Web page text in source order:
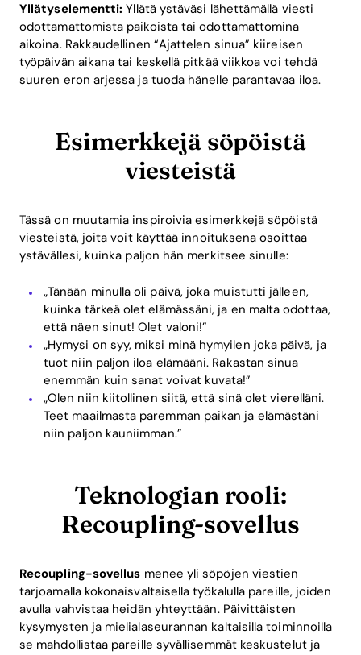
Yllätyselementti: Yllätä ystäväsi lähettämällä viesti
odottamattomista paikoista tai odottamattomina
aikoina. Rakkaudellinen “Ajattelen sinua” kiireisen
työpäivän aikana tai keskellä pitkää viikkoa voi tehdä
suuren eron arjessa ja tuoda hänelle parantavaa iloa.
Esimerkkejä söpöistä
viesteistä
Tässä on muutamia inspiroivia esimerkkejä söpöistä
viesteistä, joita voit käyttää innoituksena osoittaa
ystävällesi, kuinka paljon hän merkitsee sinulle:
„Tänään minulla oli päivä, joka muistutti jälleen,
kuinka tärkeä olet elämässäni, ja en malta odottaa,
että näen sinut! Olet valoni!”
„Hymysi on syy, miksi minä hymyilen joka päivä, ja
tuot niin paljon iloa elämääni. Rakastan sinua
enemmän kuin sanat voivat kuvata!”
„Olen niin kiitollinen siitä, että sinä olet vierelläni.
Teet maailmasta paremman paikan ja elämästäni
niin paljon kauniimman.”
Teknologian rooli:
Recoupling-sovellus
Recoupling-sovellus menee yli söpöjen viestien
tarjoamalla kokonaisvaltaisella työkalulla pareille, joiden
avulla vahvistaa heidän yhteyttään. Päivittäisten
kysymysten ja mielialaseurannan kaltaisilla toiminnoilla
se mahdollistaa pareille syvällisemmät keskustelut ja